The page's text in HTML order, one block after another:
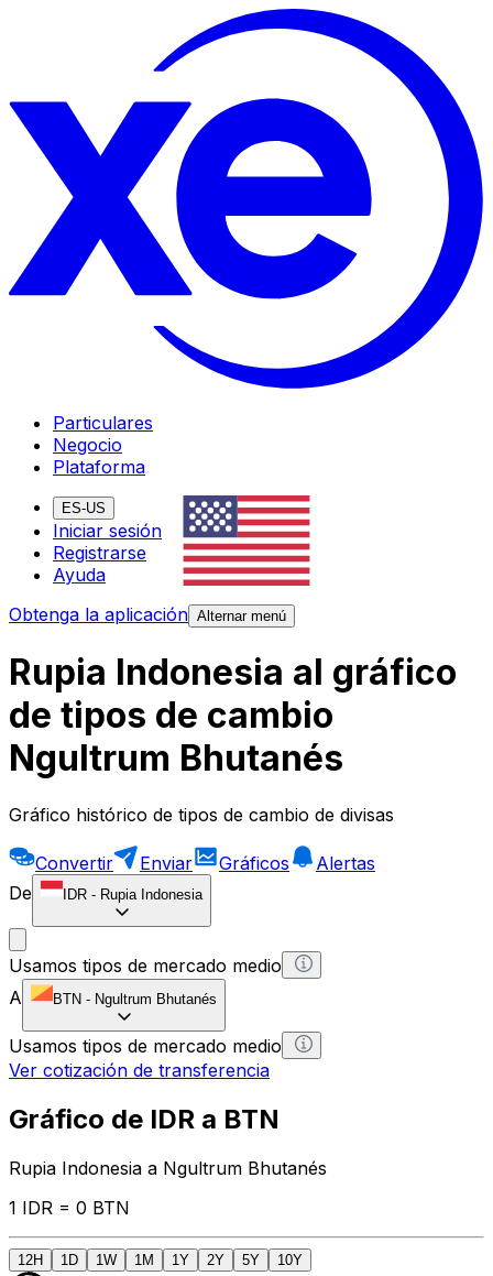
Particulares
Negocio
Plataforma
ES-US
Iniciar sesión
Registrarse
Ayuda
Obtenga la aplicación Alternar menú
Rupia Indonesia al gráfico
de tipos de cambio
Ngultrum Bhutanés
Gráfico histórico de tipos de cambio de divisas
Convertir Enviar Gráficos
Alertas
De
IDR - Rupia Indonesia
Usamos tipos de mercado medio
A
BTN - Ngultrum Bhutanés
Usamos tipos de mercado medio
Ver cotización de transferencia
Gráfico de IDR a BTN
Rupia Indonesia a Ngultrum Bhutanés
1 IDR = 0 BTN
12H 1D 1W 1M 1Y 2Y 5Y 10Y